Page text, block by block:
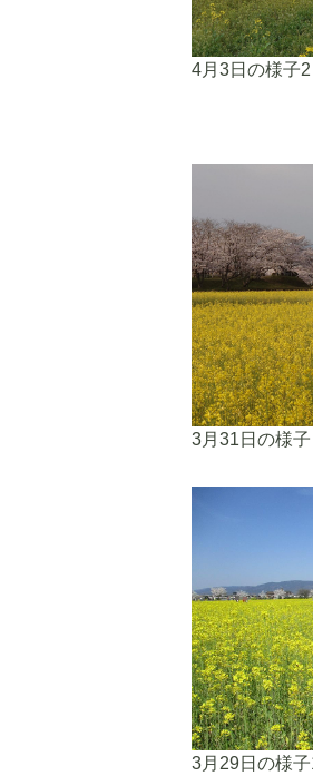
4月3日の様子2
3月31日の様子
3月29日の様子